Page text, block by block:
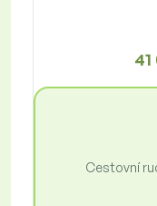
41
Cestovní